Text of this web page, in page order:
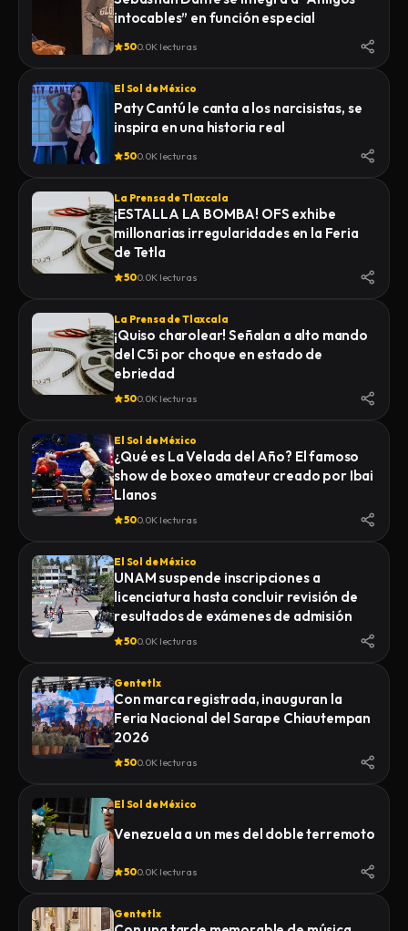
intocables” en función especial
500.0K lecturas
El Sol de México
Paty Cantú le canta a los narcisistas, se
inspira en una historia real
500.0K lecturas
La Prensa de Tlaxcala
¡ESTALLA LA BOMBA! OFS exhibe
millonarias irregularidades en la Feria
de Tetla
500.0K lecturas
La Prensa de Tlaxcala
¡Quiso charolear! Señalan a alto mando
del C5i por choque en estado de
ebriedad
500.0K lecturas
El Sol de México
¿Qué es La Velada del Año? El famoso
show de boxeo amateur creado por Ibai
Llanos
500.0K lecturas
El Sol de México
UNAM suspende inscripciones a
licenciatura hasta concluir revisión de
resultados de exámenes de admisión
500.0K lecturas
Gentetlx
Con marca registrada, inauguran la
Feria Nacional del Sarape Chiautempan
2026
500.0K lecturas
El Sol de México
Venezuela a un mes del doble terremoto
500.0K lecturas
Gentetlx